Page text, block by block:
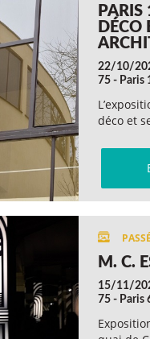
PARIS
DÉCO
22/10/
75 - Paris
déco et
M. C.
15/11/
75 - Paris